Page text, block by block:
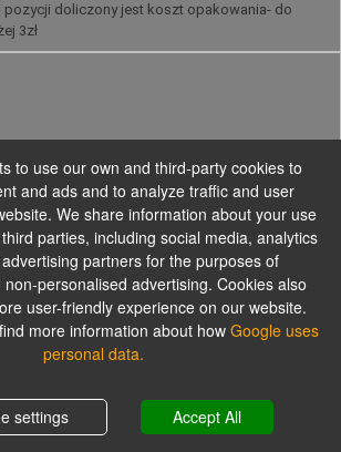
pozycji doliczony jest koszt opakowania- do
3zł
w kwocie 1 zł.
Zachodu
w kwocie 1 zł.
0,00 zł
to use our own and third-party cookies to
and ads and to analyze traffic and user
We share information about your use
parties, including social media, analytics
partners for the purposes of
personalised advertising. Cookies also
user-friendly experience on our website.
more information about how Google uses
personal data.
settings Accept All